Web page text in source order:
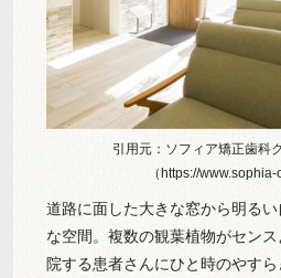
引用元：ソフィア矯正歯科
（https://www.sophia-
道路に面した大きな窓から明る
な空間。複数の観葉植物がセン
院する患者さんにひと時のやす